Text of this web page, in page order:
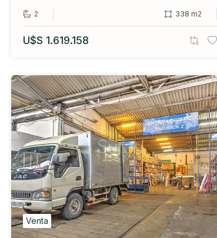
2 338 m2
U$S 1.619.158
Venta